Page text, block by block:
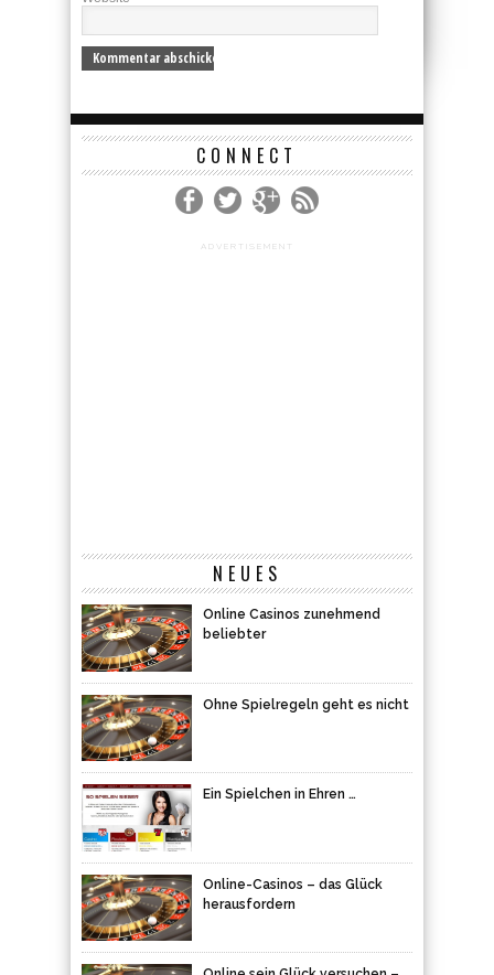
CONNECT
ADVERTISEMENT
NEUES
Online Casinos zunehmend
beliebter
Ohne Spielregeln geht es nicht
Ein Spielchen in Ehren …
Online-Casinos – das Glück
herausfordern